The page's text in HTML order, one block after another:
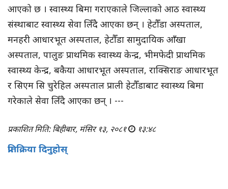
आएको छ । स्वास्थ्य बिमा गराएकाले जिल्लाको आठ स्वास्थ्य
संस्थाबाट स्वास्थ्य सेवा लिँदै आएका छन् । हेटौँडा अस्पताल,
मनहरी आधारभूत अस्पताल, हेटौँडा सामुदायिक आँखा
अस्पताल, पालुङ प्राथमिक स्वास्थ्य केन्द्र, भीमफेदी प्राथमिक
स्वास्थ्य केन्द्र, बकैया आधारभूत अस्पताल, राक्सिराङ आधारभूत
र सिएम सि चुरेहिल अस्पताल प्राली हेटौँडाबाट स्वास्थ्य बिमा
गरेकाले सेवा लिँदै आएका छन् । ---
प्रकाशित मिति: बिहीबार, मंसिर १३, २०८१ १३:४८
प्रतिक्रिया दिनुहोस्